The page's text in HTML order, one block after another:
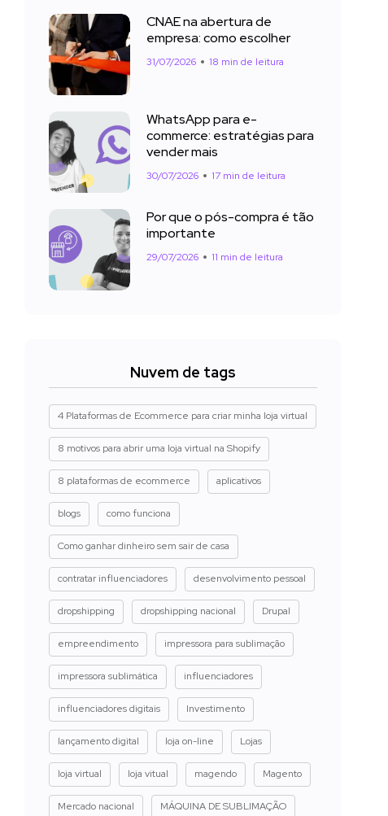
CNAE na abertura de
empresa: como escolher
31/07/2026 18 min de leitura
WhatsApp para e-
commerce: estratégias para
vender mais
30/07/2026 17 min de leitura
Por que o pós-compra é tão
importante
29/07/2026 11 min de leitura
Nuvem de tags
4 Plataformas de Ecommerce para criar minha loja virtual
8 motivos para abrir uma loja virtual na Shopify
8 plataformas de ecommerce aplicativos
blogs como funciona
Como ganhar dinheiro sem sair de casa
contratar influenciadores desenvolvimento pessoal
dropshipping dropshipping nacional Drupal
empreendimento impressora para sublimação
impressora sublimática influenciadores
influenciadores digitais Investimento
lançamento digital loja on-line Lojas
loja virtual loja vitual magendo Magento
Mercado nacional MÁQUINA DE SUBLIMAÇÃO